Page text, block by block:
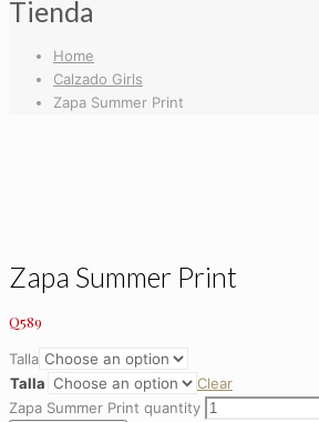
Tienda
Home
Calzado Girls
Zapa Summer Print
Zapa Summer Print
Q589
Talla
Talla
Clear
Zapa Summer Print quantity